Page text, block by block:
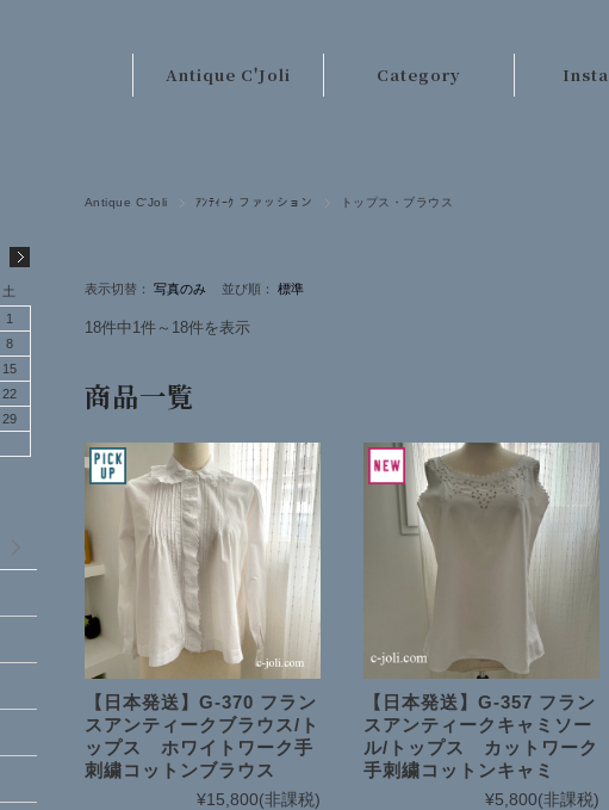
Antique C'Joli Category
ファッション
日本在庫商品
Antique C'Joli ｱﾝﾃｨｰｸ ファッション トップス・ブラウス
表示切替： 並び順：
18件中1件～18件を表示
商品一覧
【日本発送】G-370 フラン
スアンティークブラウス/ト
ップス ホワイトワーク手
刺繍コットンブラウス
¥15,800(非課税)
【日本発送】G-357 フラン
スアンティークキャミソー
ル/トップス カットワーク
手刺繍コットンキャミ
¥5,800(非課税)
土
1
8
15
22
29